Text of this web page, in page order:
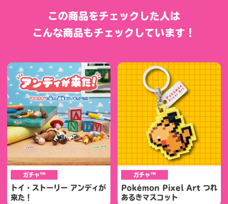
この商品をチェックした人は
こんな商品もチェックしています！
ガチャ™
トイ・ストーリー アンディが
来た！
ガチャ™
Pokémon Pixel Art つれ
あるきマスコット